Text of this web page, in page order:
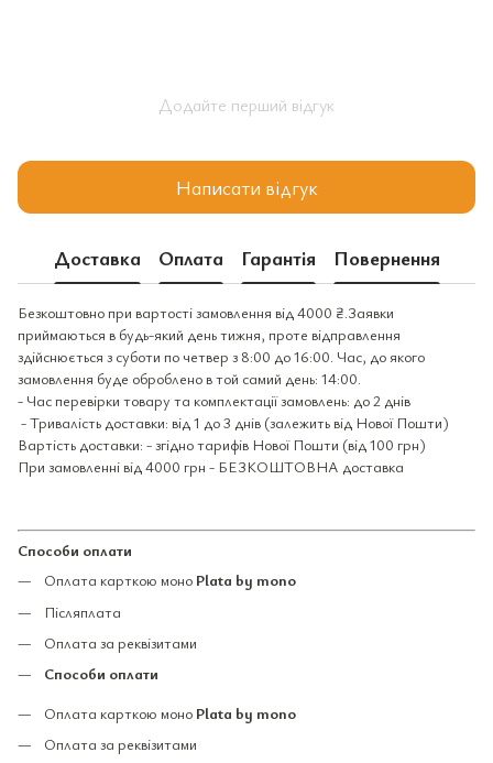
Додайте перший відгук
Написати відгук
Доставка Оплата Гарантія Повернення
Безкоштовно при вартості замовлення від 4000 ₴.Заявки
приймаються в будь-який день тижня, проте відправлення
здійснюється з суботи по четвер з 8:00 до 16:00. Час, до якого
замовлення буде оброблено в той самий день: 14:00.
- Час перевірки товару та комплектації замовлень: до 2 днів
- Тривалість доставки: від 1 до 3 днів (залежить від Нової Пошти)
Вартість доставки: - згідно тарифів Нової Пошти (від 100 грн)
При замовленні від 4000 грн - БЕЗКОШТОВНА доставка
Способи оплати
Оплата карткою моно Plata by mono
Післяплата
Оплата за реквізитами
Способи оплати
Оплата карткою моно Plata by mono
Оплата за реквізитами